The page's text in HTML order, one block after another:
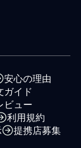
安心の理由
ガイド
ビュー
利用規約
提携店募集